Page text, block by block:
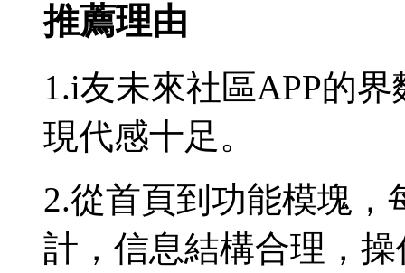
推薦理由
1.i友未來社區APP的
現代感十足。
2.從首頁到功能模塊
計，信息結構合理，